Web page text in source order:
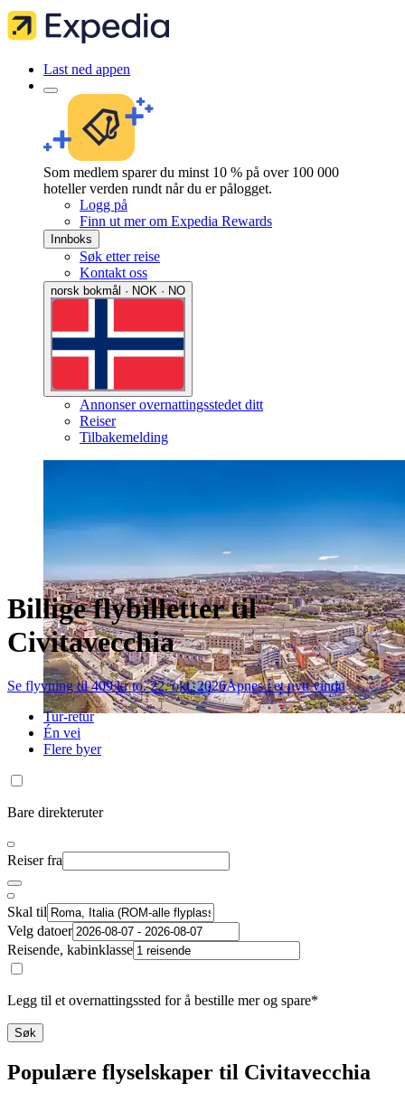
Last ned appen
Som medlem sparer du minst 10 % på over 100 000
hoteller verden rundt når du er pålogget.
Logg på
Finn ut mer om Expedia Rewards
Innboks
Søk etter reise
Kontakt oss
norsk bokmål · NOK · NO
Annonser overnattingsstedet ditt
Reiser
Tilbakemelding
Billige flybilletter til
Civitavecchia
Se flyvning til 409 kr to. 22. okt. 2026Åpnes i et nytt vindu
Tur-retur
Én vei
Flere byer
Bare direkteruter
Reiser fra
Skal til
Velg datoer
Reisende, kabinklasse
Legg til et overnattingssted for å bestille mer og spare*
Søk
Populære flyselskaper til Civitavecchia